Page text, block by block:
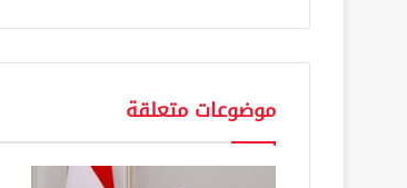
موضوعات متعلقة